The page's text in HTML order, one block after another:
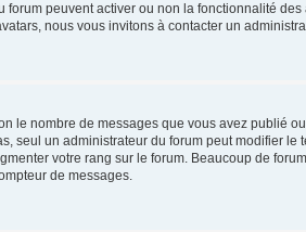
forum peuvent activer ou non la fonctionnalité des
nous vous invitons à contacter un
le nombre de messages que vous avez publié
seul un administrateur du forum peut modifier le
votre rang sur le forum. Beaucoup de
de messages.